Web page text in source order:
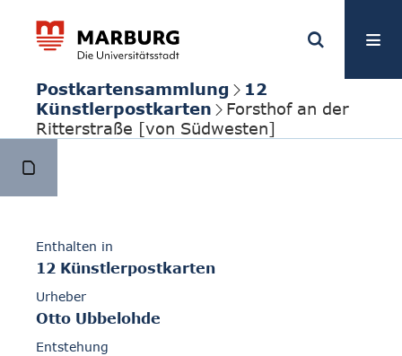
Postkartensammlung
12
Künstlerpostkarten
Forsthof an der
Ritterstraße [von Südwesten]
Enthalten in
12 Künstlerpostkarten
Urheber
Otto Ubbelohde
Entstehung